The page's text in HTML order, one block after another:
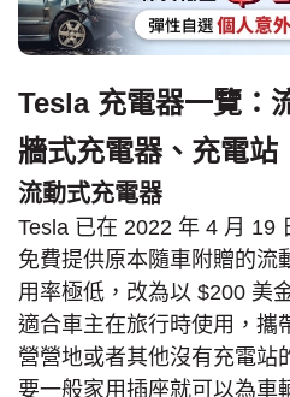
Tesla 充電器一覽：
牆式充電器、充電站
流動式充電器
Tesla 已在 2022 年 4 月 19
免費提供原本隨車附贈的流
用率極低，改為以 $200 美
適合車主在旅行時使用，攜
營營地或者其他沒有充電站
要一般家用插座就可以為車